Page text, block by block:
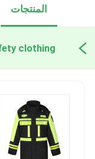
المنتجات